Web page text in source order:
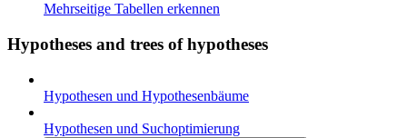
Mehrseitige Tabellen erkennen
Hypotheses and trees of hypotheses
Hypothesen und Hypothesenbäume
Hypothesen und Suchoptimierung